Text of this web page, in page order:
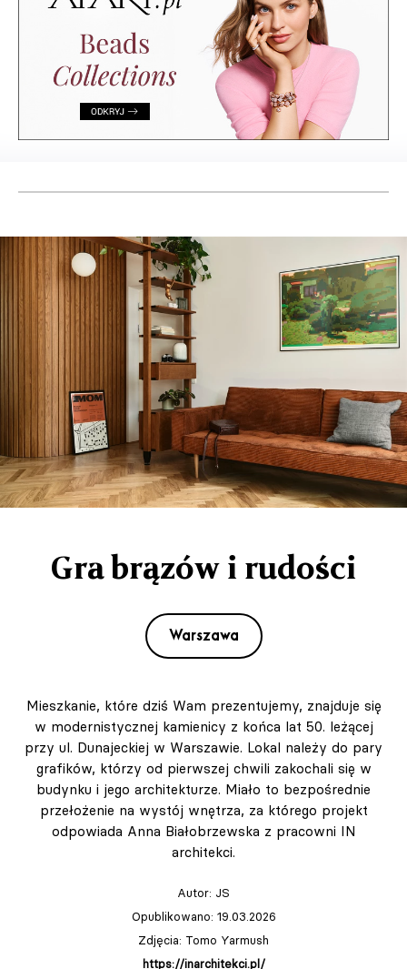
Gra brązów i rudości
Warszawa
Mieszkanie, które dziś Wam prezentujemy, znajduje się
w modernistycznej kamienicy z końca lat 50. leżącej
przy ul. Dunajeckiej w Warszawie. Lokal należy do pary
grafików, którzy od pierwszej chwili zakochali się w
budynku i jego architekturze. Miało to bezpośrednie
przełożenie na wystój wnętrza, za którego projekt
odpowiada Anna Białobrzewska z pracowni IN
architekci.
Autor: JS
Opublikowano: 19.03.2026
Zdjęcia: Tomo Yarmush
https://inarchitekci.pl/